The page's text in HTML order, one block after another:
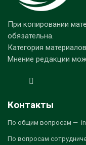
При копировании
обязательна.
Категория
Мнение редакции
Контакты
По общим вопросам —
По вопросам